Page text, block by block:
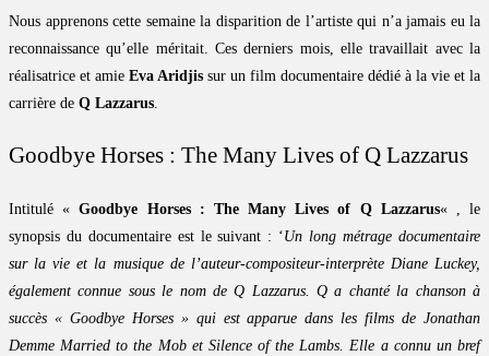
Nous apprenons cette semaine la disparition de l’artiste qui n’a jamais eu la
reconnaissance qu’elle méritait. Ces derniers mois, elle travaillait avec la
réalisatrice et amie Eva Aridjis sur un film documentaire dédié à la vie et la
carrière de Q Lazzarus.
Goodbye Horses : The Many Lives of Q Lazzarus
Intitulé «Goodbye Horses : The Many Lives of Q Lazzarus« , le
synopsis du documentaire est le suivant : ‘Un long métrage documentaire
sur la vie et la musique de l’auteur-compositeur-interprète Diane Luckey,
également connue sous le nom de Q Lazzarus. Q a chanté la chanson à
succès « Goodbye Horses » qui est apparue dans les films de Jonathan
Demme Married to the Mob et Silence of the Lambs. Elle a connu un bref